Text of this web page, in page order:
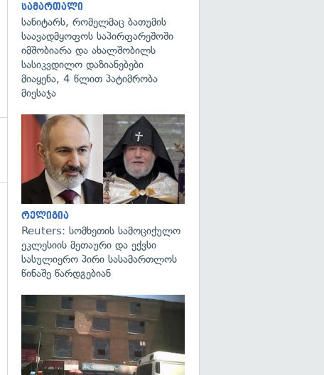
სამართალი
სანიტარს, რომელმაც ბათუმის
საავადმყოფოს საპირფარეშოში
იმშობიარა და ახალშობილს
სასიკვდილო დაზიანებები
მიაყენა, 4 წლით პატიმრობა
მიესაჯა
რელიგია
Reuters: სომხეთის სამოციქულო
ეკლესიის მეთაური და ექვსი
სასულიერო პირი სასამართლოს
წინაშე წარდგებიან